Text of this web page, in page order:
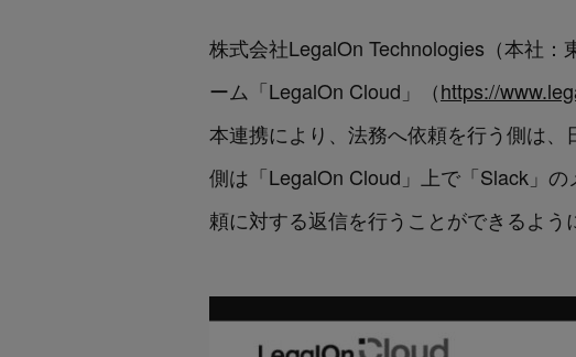
株式会社LegalOn Technologies（本社
ーム「LegalOn Cloud」（https://
本連携により、法務へ依頼を行う側は
側は「LegalOn Cloud」上で「Slack」
頼に対する返信を行うことができるよう